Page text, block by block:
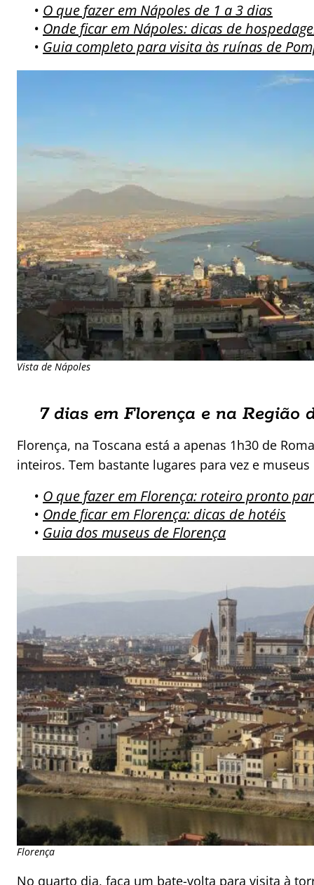
• O que fazer em Nápoles de 1 a 3 dias
• Onde ficar em Nápoles: dicas de
• Guia completo para visita às ruínas de
Vista de Nápoles
7 dias em Florença e na Região
Florença, na Toscana está a apenas 1h30 de
inteiros. Tem bastante lugares para vez e
• O que fazer em Florença: roteiro pronto
• Onde ficar em Florença: dicas de hotéis
• Guia dos museus de Florença
Florença
No quarto dia, faça um bate-volta para visita à